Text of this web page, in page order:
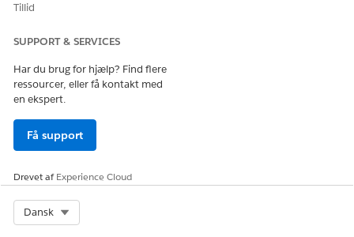
Giv os besked, så vi kan forbedre os!
Tillid
SUPPORT & SERVICES
Har du brug for hjælp? Find flere
ressourcer, eller få kontakt med
en ekspert.
Få support
Drevet afExperience Cloud
Dansk